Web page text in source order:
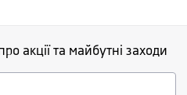
акції та майбутні заходи